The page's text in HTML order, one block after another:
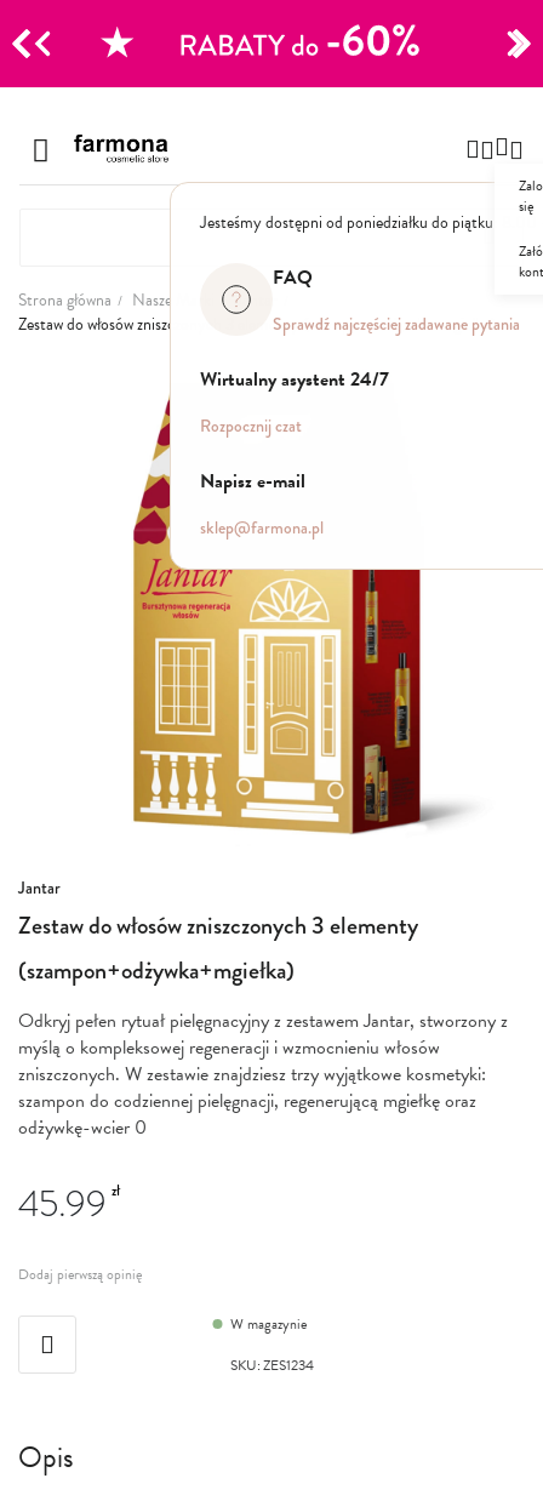
treści
Jesteśmy dostępni od poniedziałku do piątku:
FAQ
Sprawdź najczęściej zadawane pytania
Wirtualny asystent 24/7
Rozpocznij czat
Napisz e-mail
sklep@farmona.pl
się
Szampony
Dla mężczyzn
Peelingi do skóry głowy
Włosy suche i łamliwe
Włosy wypadające
Włosy przetłuszczające się
Włosy pozbawione objętości
Luszczyca, AZS
Strona główna Nasze Marki
Jantar
Zestaw do włosów zniszczonych 3 elementy (szampon+odżywka+mgiełka)
Jantar
Zestaw do włosów zniszczonych 3 elementy
(szampon+odżywka+mgiełka)
Odkryj pełen rytuał pielęgnacyjny z zestawem Jantar, stworzony z
myślą o kompleksowej regeneracji i wzmocnieniu włosów
zniszczonych. W zestawie znajdziesz trzy wyjątkowe kosmetyki:
szampon do codziennej pielęgnacji, regenerującą mgiełkę oraz
odżywkę-wcier 0
45.99 zł
Dodaj pierwszą opinię
W magazynie
SKU:ZES1234
Przejdź
na
początek
galerii
Opis